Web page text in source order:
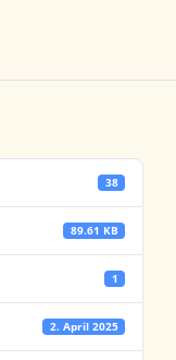
38
89.61 KB
1
2. April 2025